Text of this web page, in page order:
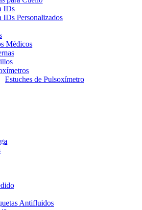
IDs
IDs Personalizados
Médicos
Estuches de Pulsoxímetro
Antifluidos